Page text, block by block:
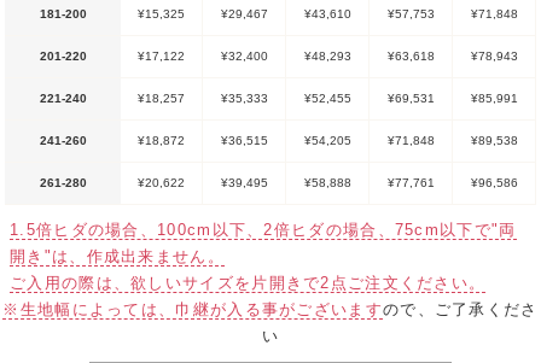
181-200 ¥15,325 ¥29,467 ¥43,610 ¥57,753 ¥71,848
201-220 ¥17,122 ¥32,400 ¥48,293 ¥63,618 ¥78,943
221-240 ¥18,257 ¥35,333 ¥52,455 ¥69,531 ¥85,991
241-260 ¥18,872 ¥36,515 ¥54,205 ¥71,848 ¥89,538
261-280 ¥20,622 ¥39,495 ¥58,888 ¥77,761 ¥96,586
1.5倍ヒダの場合、100cm以下、2倍ヒダの場合、75cm以下で"両
開き"は、作成出来ません。
ご入用の際は、欲しいサイズを片開きで2点ご注文ください。
※生地幅によっては、巾継が入る事がございますので、ご了承くださ
い